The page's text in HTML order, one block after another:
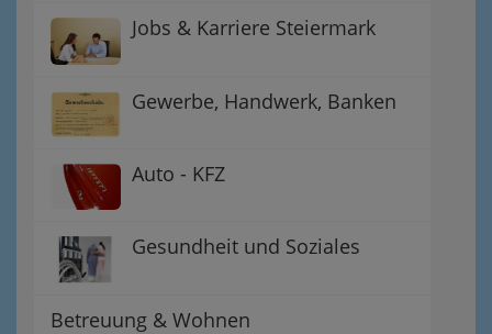
Jobs & Karriere Steiermark
Gewerbe, Handwerk, Banken
Auto - KFZ
Gesundheit und Soziales
Betreuung & Wohnen